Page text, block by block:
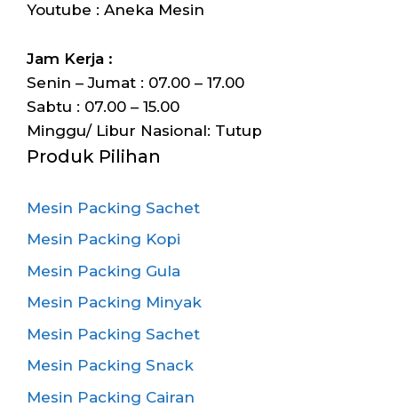
Youtube : Aneka Mesin
Jam Kerja :
Senin – Jumat : 07.00 – 17.00
Sabtu : 07.00 – 15.00
Minggu/ Libur Nasional: Tutup
Produk Pilihan
Mesin Packing Sachet
Mesin Packing Kopi
Mesin Packing Gula
Mesin Packing Minyak
Mesin Packing Sachet
Mesin Packing Snack
Mesin Packing Cairan